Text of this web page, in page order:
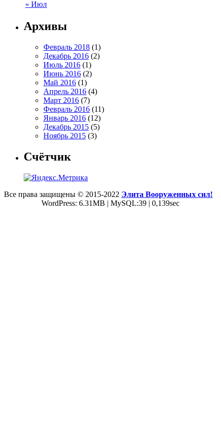
« Июл
Архивы
Февраль 2018 (1)
Декабрь 2016 (2)
Июль 2016 (1)
Июнь 2016 (2)
Май 2016 (1)
Апрель 2016 (4)
Март 2016 (7)
Февраль 2016 (11)
Январь 2016 (12)
Декабрь 2015 (5)
Ноябрь 2015 (3)
Счётчик
Все права защищены © 2015-2022 Элита Вооруженных сил!
WordPress: 6.31MB | MySQL:39 | 0,139sec